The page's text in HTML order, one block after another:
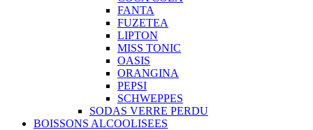
FANTA
FUZETEA
LIPTON
MISS TONIC
OASIS
ORANGINA
PEPSI
SCHWEPPES
SODAS VERRE PERDU
BOISSONS ALCOOLISEES